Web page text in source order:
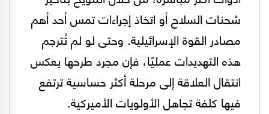
شحنات السلاح أو اتخاذ إجراءات تمس أحد أهم
مصادر القوة الإسرائيلية. وحتى لو لم تُترجم
هذه التهديدات عمليًا، فإن مجرد طرحها يعكس
انتقال العلاقة إلى مرحلة أكثر حساسية ترتفع
فيها كلفة تجاهل الأولويات الأميركية.